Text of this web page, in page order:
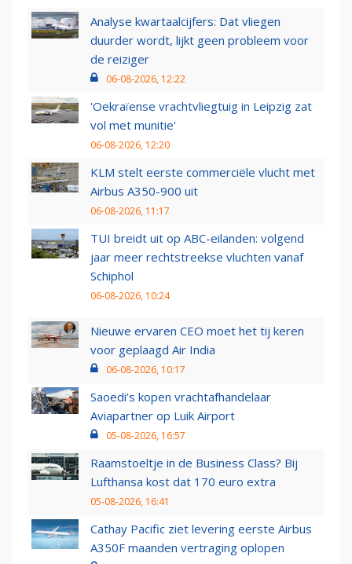
Analyse kwartaalcijfers: Dat vliegen
duurder wordt, lijkt geen probleem voor
de reiziger
06-08-2026, 12:22
'Oekraïense vrachtvliegtuig in Leipzig zat
vol met munitie'
06-08-2026, 12:20
KLM stelt eerste commerciële vlucht met
Airbus A350-900 uit
06-08-2026, 11:17
TUI breidt uit op ABC-eilanden: volgend
jaar meer rechtstreekse vluchten vanaf
Schiphol
06-08-2026, 10:24
Nieuwe ervaren CEO moet het tij keren
voor geplaagd Air India
06-08-2026, 10:17
Saoedi’s kopen vrachtafhandelaar
Aviapartner op Luik Airport
05-08-2026, 16:57
Raamstoeltje in de Business Class? Bij
Lufthansa kost dat 170 euro extra
05-08-2026, 16:41
Cathay Pacific ziet levering eerste Airbus
A350F maanden vertraging oplopen